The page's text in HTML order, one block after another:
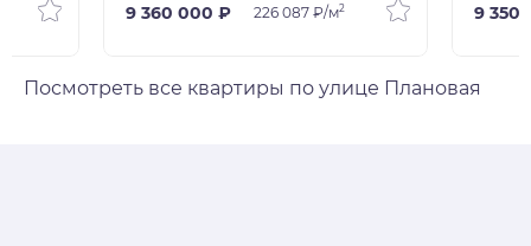
9 360 000 ₽
226 087 ₽/м2
9 350
Посмотреть все квартиры по улице Плановая